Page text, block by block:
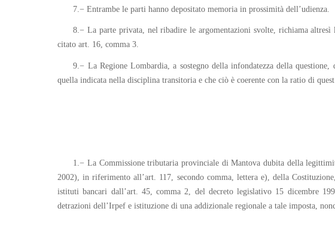
7.− Entrambe le parti hanno depositato memoria in prossimità dell’udienza.
8.− La parte privata, nel ribadire le argomentazioni svolte, richiama
citato art. 16, comma 3.
9.− La Regione Lombardia, a sostegno della infondatezza della
quella indicata nella disciplina transitoria e che ciò è coerente con la ratio di
1.− La Commissione tributaria provinciale di Mantova dubita della
2002), in riferimento all’art. 117, secondo comma, lettera e), della
istituti bancari dall’art. 45, comma 2, del decreto legislativo 15 dicembre
detrazioni dell’Irpef e istituzione di una addizionale regionale a tale imposta,